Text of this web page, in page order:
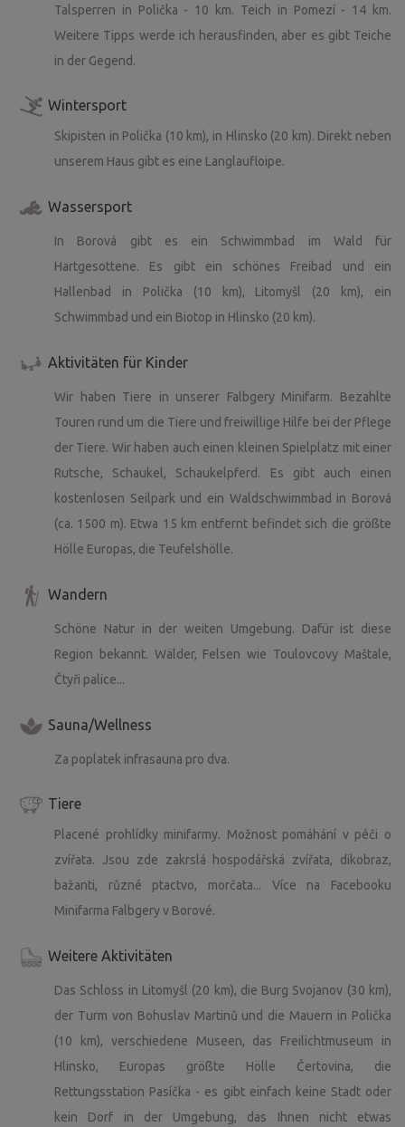
Talsperren in Polička - 10 km. Teich in Pomezí - 14 km.
Weitere Tipps werde ich herausfinden, aber es gibt Teiche
in der Gegend.
Wintersport
Skipisten in Polička (10 km), in Hlinsko (20 km). Direkt neben
unserem Haus gibt es eine Langlaufloipe.
Wassersport
In Borová gibt es ein Schwimmbad im Wald für
Hartgesottene. Es gibt ein schönes Freibad und ein
Hallenbad in Polička (10 km), Litomyšl (20 km), ein
Schwimmbad und ein Biotop in Hlinsko (20 km).
Aktivitäten für Kinder
Wir haben Tiere in unserer Falbgery Minifarm. Bezahlte
Touren rund um die Tiere und freiwillige Hilfe bei der Pflege
der Tiere. Wir haben auch einen kleinen Spielplatz mit einer
Rutsche, Schaukel, Schaukelpferd. Es gibt auch einen
kostenlosen Seilpark und ein Waldschwimmbad in Borová
(ca. 1500 m). Etwa 15 km entfernt befindet sich die größte
Hölle Europas, die Teufelshölle.
Wandern
Schöne Natur in der weiten Umgebung. Dafür ist diese
Region bekannt. Wälder, Felsen wie Toulovcovy Maštale,
Čtyři palice...
Sauna/Wellness
Za poplatek infrasauna pro dva.
Tiere
Placené prohlídky minifarmy. Možnost pomáhání v péči o
zvířata. Jsou zde zakrslá hospodářská zvířata, dikobraz,
bažanti, různé ptactvo, morčata... Více na Facebooku
Minifarma Falbgery v Borové.
Weitere Aktivitäten
Das Schloss in Litomyšl (20 km), die Burg Svojanov (30 km),
der Turm von Bohuslav Martinů und die Mauern in Polička
(10 km), verschiedene Museen, das Freilichtmuseum in
Hlinsko, Europas größte Hölle Čertovina, die
Rettungsstation Pasíčka - es gibt einfach keine Stadt oder
kein Dorf in der Umgebung, das Ihnen nicht etwas